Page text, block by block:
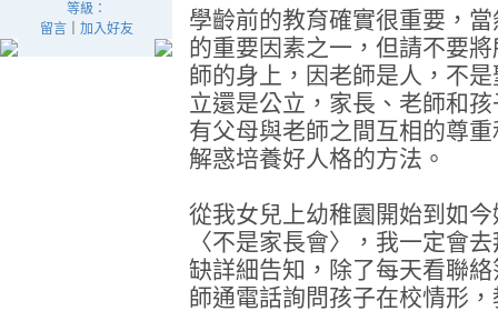
等級：
留言｜ 加入好友
學齡前的教育確實很重要，
的重要因素之一，但請不要
師的身上，因老師是人，不
立還是公立，家長、老師和
有父母與老師之間互相的尊
解惑培養好人格的方法。
從我女兒上幼稚園開始到如
〈不是家長會〉，我一定會
缺詳細告知，除了每天看聯
師通電話詢問孩子在校情形